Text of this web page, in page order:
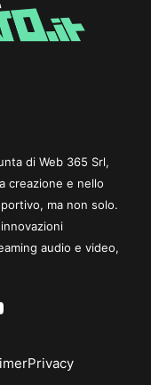
di Web 365 Srl,
creazione e nello
ma non solo.
audio e video,
Privacy